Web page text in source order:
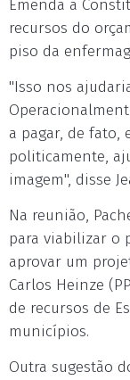
Emenda à
recursos do
piso da
"Isso nos
a pagar, de fato,
politicamente,
imagem", disse
Na reunião,
para viabilizar o
aprovar um
Carlos Heinze
de recursos de
municípios.
Outra sugestão